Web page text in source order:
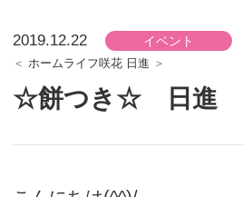
2019.12.22 イベント
ホームライフ咲花 日進
☆餅つき☆ 日進